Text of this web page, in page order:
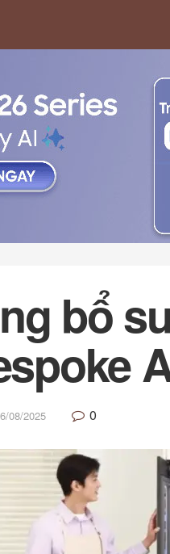
bổ
08/2025 0